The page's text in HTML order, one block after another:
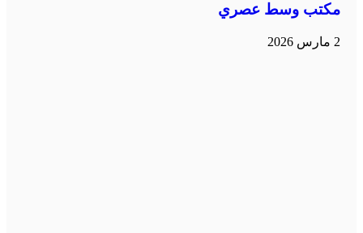
مكتب وسط عصري
2 مارس 2026